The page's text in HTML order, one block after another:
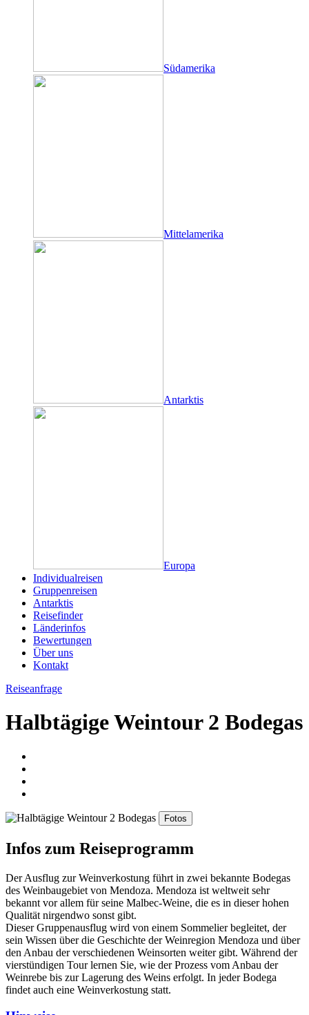
Südamerika
Mittelamerika
Antarktis
Europa
Individualreisen
Gruppenreisen
Antarktis
Reisefinder
Länderinfos
Bewertungen
Über uns
Kontakt
Reiseanfrage
Halbtägige Weintour 2 Bodegas
Fotos
Infos zum Reiseprogramm
Der Ausflug zur Weinverkostung führt in zwei bekannte Bodegas
des Weinbaugebiet von Mendoza. Mendoza ist weltweit sehr
bekannt vor allem für seine Malbec-Weine, die es in dieser hohen
Qualität nirgendwo sonst gibt.
Dieser Gruppenausflug wird von einem Sommelier begleitet, der
sein Wissen über die Geschichte der Weinregion Mendoza und über
den Anbau der verschiedenen Weinsorten weiter gibt. Während der
vierstündigen Tour lernen Sie, wie der Prozess vom Anbau der
Weinrebe bis zur Lagerung des Weins erfolgt. In jeder Bodega
findet auch eine Weinverkostung statt.